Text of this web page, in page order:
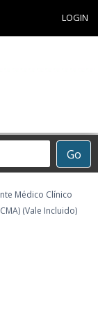
LOGIN
Go
Médico Clínico
(Vale Incluido)